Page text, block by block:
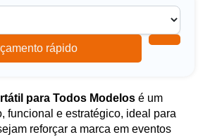
rápido
para Todos Modelos é um
funcional e estratégico, ideal para
reforçar a marca em eventos